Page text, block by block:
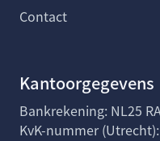
Contact
Kantoorgegevens
Bankrekening: NL25
KvK-nummer